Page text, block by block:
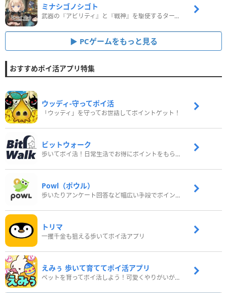
ミナシゴノシゴト
武器の『アビリティ』と『戦神』を駆使するターン制コマンドバトルRPG！
PCゲームをもっと見る
おすすめポイ活アプリ特集
ウッディ‐守ってポイ活
「ウッディ」を守ってお世話してポイントゲット！
ビットウォーク
歩いてポイ活！日常生活でお得にポイントをもらおう
Powl（ポウル）
歩いたりアンケート回答など幅広い手段でポイントをゲット
トリマ
一攫千金も狙える歩いてポイ活アプリ
えみぅ 歩いて育ててポイ活アプリ
ペットを育ってポイ活しよう！可愛くやりがいがある新感覚アプリ